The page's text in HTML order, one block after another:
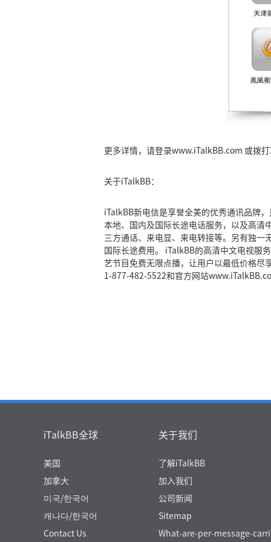
更多详情，请登录www.iTalkBB.com 或拨
关于iTalkBB：
iTalkBB新电信是享誉全美的优秀通讯品牌
本地、国内及国际长途电话服务，以及高清
三方通话、来电显、来电转接等。另有独
国际长途费用。 iTalkBB的高清中文电视服
艺节目免费无限点播，让用户以最低价格尽
1-877-482-5522和官方网站
iTalkBB全球
美国
加拿大
미국/한국어
캐나다/한국어
Contact Us
关于我们
了解iTalkBB
加入我们
公司新闻
Sitemap
What-are-per-message-